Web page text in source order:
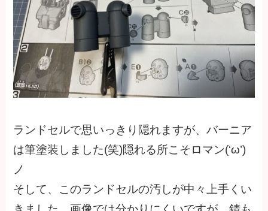
ランドセルで思いっきり隠れますが、バーニア
は筆塗装しました(笑)隠れる所こそロマン(‘ω’)
ノ
そして、このランドセルの汚しが中々上手くい